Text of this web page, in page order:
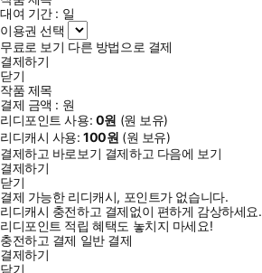
대여 기간 : 일
이용권 선택
무료로 보기 다른 방법으로 결제
결제하기
닫기
작품 제목
결제 금액 : 원
리디포인트 사용: 0원 (원 보유)
리디캐시 사용:100원 (원 보유)
결제하고 바로보기 결제하고 다음에 보기
결제하기
닫기
결제 가능한 리디캐시, 포인트가 없습니다.
리디캐시 충전하고 결제없이 편하게 감상하세요.
리디포인트 적립 혜택도 놓치지 마세요!
충전하고 결제 일반 결제
결제하기
닫기